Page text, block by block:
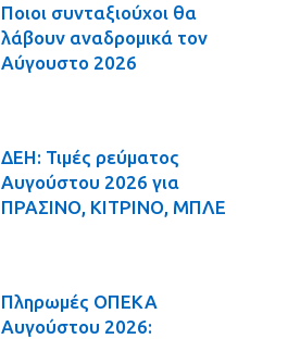
Ποιοι συνταξιούχοι θα
λάβουν αναδρομικά τον
Αύγουστο 2026
ΔΕΗ: Τιμές ρεύματος
Αυγούστου 2026 για
ΠΡΑΣΙΝΟ, ΚΙΤΡΙΝΟ, ΜΠΛΕ
Πληρωμές ΟΠΕΚΑ
Αυγούστου 2026: